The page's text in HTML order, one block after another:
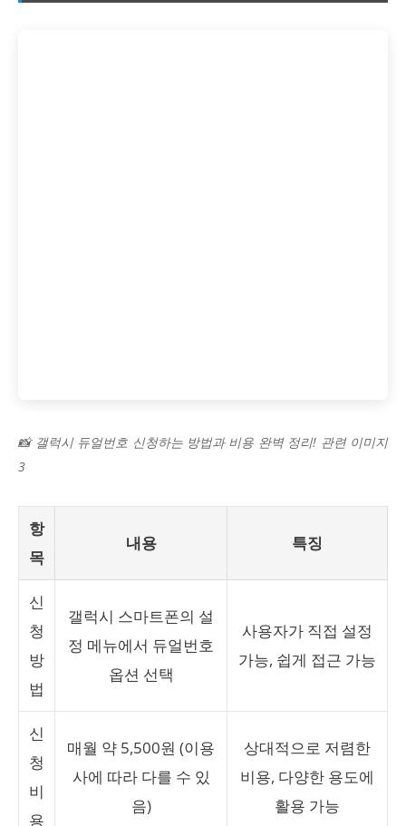
📸 갤럭시 듀얼번호 신청하는 방법과 비용 완벽 정리! 관련 이미지
3
항
목
내용 특징
신
청
방
법
갤럭시 스마트폰의 설
정 메뉴에서 듀얼번호
옵션 선택
사용자가 직접 설정
가능, 쉽게 접근 가능
신
청
비
용
매월 약 5,500원 (이용
사에 따라 다를 수 있
음)
상대적으로 저렴한
비용, 다양한 용도에
활용 가능